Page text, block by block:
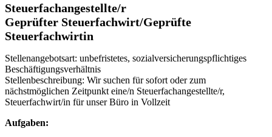
Steuerfachangestellte/r
Geprüfter Steuerfachwirt/Geprüfte
Steuerfachwirtin
Stellenangebotsart: unbefristetes, sozialversicherungspflichtiges
Beschäftigungsverhältnis
Stellenbeschreibung: Wir suchen für sofort oder zum
nächstmöglichen Zeitpunkt eine/n Steuerfachangestellte/r,
Steuerfachwirt/in für unser Büro in Vollzeit
Aufgaben: